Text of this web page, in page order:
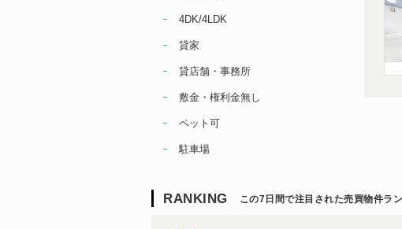
4DK/4LDK
貸家
貸店舗・事務所
敷金・権利金無し
ペット可
駐車場
RANKING この7日間で注目された売買物件ラ